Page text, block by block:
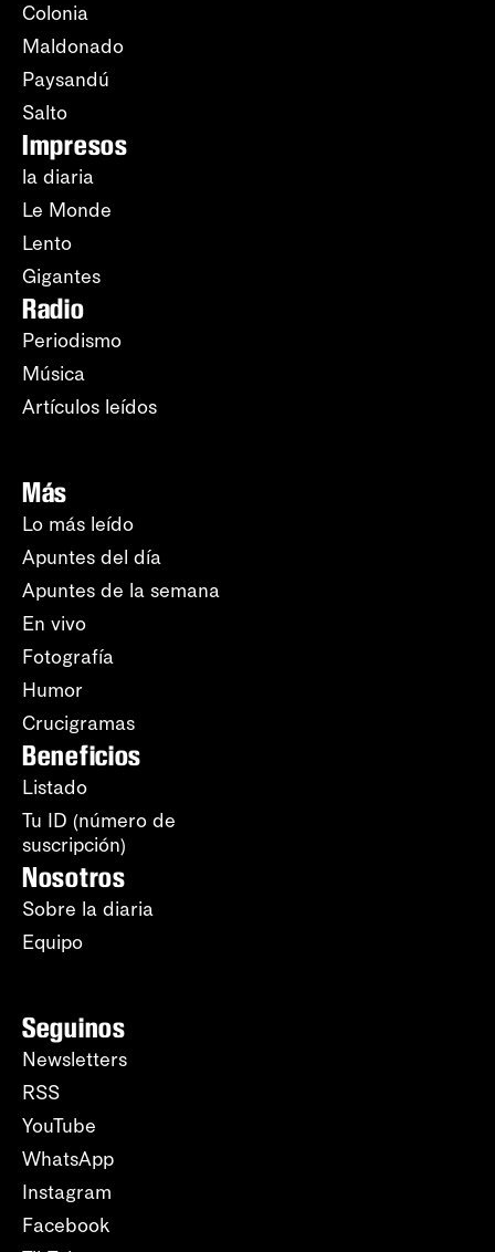
Colonia
Maldonado
Paysandú
Salto
Impresos
la diaria
Le Monde
Lento
Gigantes
Radio
Periodismo
Música
Artículos leídos
Más
Lo más leído
Apuntes del día
Apuntes de la semana
En vivo
Fotografía
Humor
Crucigramas
Beneficios
Listado
Tu ID (número de
suscripción)
Nosotros
Sobre la diaria
Equipo
Seguinos
Newsletters
RSS
YouTube
WhatsApp
Instagram
Facebook